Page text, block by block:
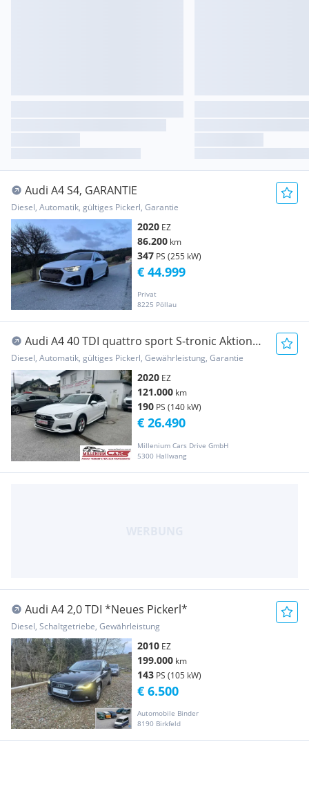
Audi A4 S4, GARANTIE
Diesel, Automatik, gültiges Pickerl, Garantie
2020 EZ
86.200 km
347 PS (255 kW)
Privat
8225 Pöllau
€ 44.999
Audi A4 40 TDI quattro sport S-tronic Aktion
FIX 6,274%
Diesel, Automatik, gültiges Pickerl, Gewährleistung, Garantie
2020 EZ
121.000 km
190 PS (140 kW)
Millenium Cars Drive GmbH
5300 Hallwang
€ 26.490
Audi A4 2,0 TDI *Neues Pickerl*
Diesel, Schaltgetriebe, Gewährleistung
2010 EZ
199.000 km
143 PS (105 kW)
Automobile Binder
8190 Birkfeld
€ 6.500